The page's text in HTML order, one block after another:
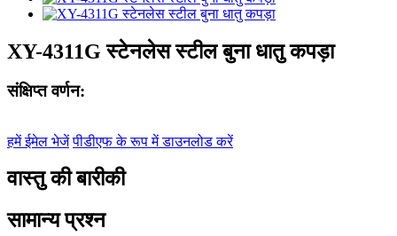
XY-4311G स्टेनलेस स्टील बुना धातु कपड़ा
संक्षिप्त वर्णन:
हमें ईमेल भेजें पीडीएफ के रूप में डाउनलोड करें
वास्तु की बारीकी
सामान्य प्रश्न